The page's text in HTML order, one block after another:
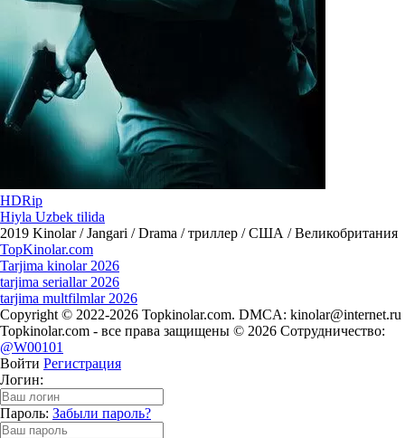
HDRip
Hiyla Uzbek tilida
2019 Kinolar / Jangari / Drama / триллер / США / Великобритания
TopKinolar.com
Tarjima kinolar 2026
tarjima seriallar 2026
tarjima multfilmlar 2026
Copyright © 2022-2026 Topkinolar.com. DMCA: kinolar@internet.ru
Topkinolar.com - все права защищены © 2026 Сотрудничество:
@W00101
Войти Регистрация
Логин:
Пароль: Забыли пароль?